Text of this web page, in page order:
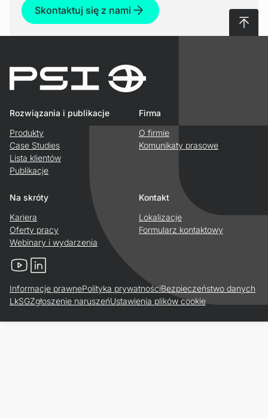
Skontaktuj się z nami
Rozwiązania i publikacje
Produkty
Case Studies
Lista klientów
Publikacje
Firma
O firmie
Komunikaty prasowe
Na skróty
Kariera
Oferty pracy
Webinary i wydarzenia
Kontakt
Lokalizacje
Formularz kontaktowy
YouTubeLinkedIn
Informacje prawnePolityka prywatnościBezpieczeństwo danych
LkSGZgłoszenie naruszeńUstawienia plików cookie
Do